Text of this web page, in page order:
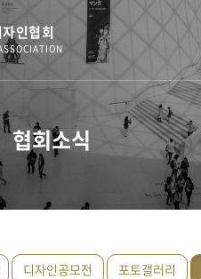
인협회
협회소식
디자인공모전 포토갤러리